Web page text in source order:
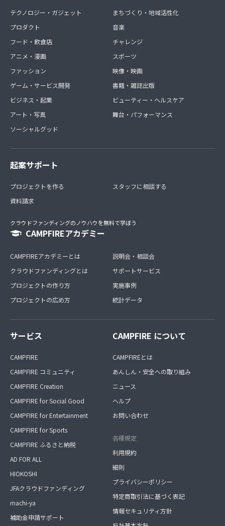
テクノロジー・ガジェット
プロダクト
フード・飲食店
アニメ・漫画
ファッション
ゲーム・サービス開発
ビジネス・起業
アート・写真
ソーシャルグッド
まちづくり・地域活性化
音楽
チャレンジ
スポーツ
映像・映画
書籍・雑誌出版
ビューティー・ヘルスケア
舞台・パフォーマンス
起案サポート
プロジェクトを作る
資料請求
スタッフに相談する
クラウドファンディングのノウハウを無料で学ぼう
CAMPFIREアカデミー
CAMPFIREアカデミーとは
クラウドファンディングとは
プロジェクトの作り方
プロジェクトの広め方
説明会・相談会
サポートサービス
実施事例
統計データ
サービス
CAMPFIRE
CAMPFIRE コミュニティ
CAMPFIRE Creation
CAMPFIRE for Social Good
CAMPFIRE for Entertainment
CAMPFIRE for Sports
CAMPFIRE ふるさと納税
AD FOR ALL
HIOKOSHI
JFAクラウドファンディング
machi-ya
補助金申請サポート
CAMPFIRE について
CAMPFIREとは
あんしん・安全への取り組み
ニュース
ヘルプ
お問い合わせ
各種規定
利用規約
細則
プライバシーポリシー
特定商取引法に基づく表記
情報セキュリティ方針